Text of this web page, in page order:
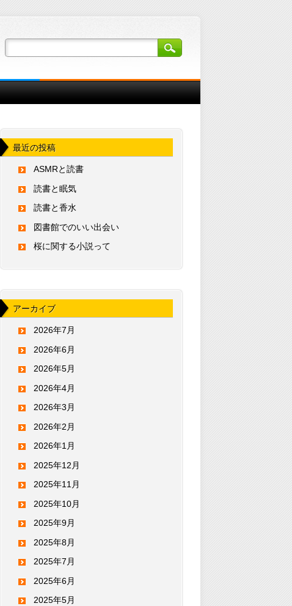
最近の投稿
ASMRと読書
読書と眠気
読書と香水
図書館でのいい出会い
桜に関する小説って
アーカイブ
2026年7月
2026年6月
2026年5月
2026年4月
2026年3月
2026年2月
2026年1月
2025年12月
2025年11月
2025年10月
2025年9月
2025年8月
2025年7月
2025年6月
2025年5月